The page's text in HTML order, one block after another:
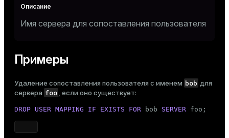
Имя сервера для сопоставления пользователя
Примеры
Удаление сопоставления пользователя с именем bob для
сервера foo , если оно существует:
DROP USER MAPPING IF EXISTS FOR bob SERVER foo;